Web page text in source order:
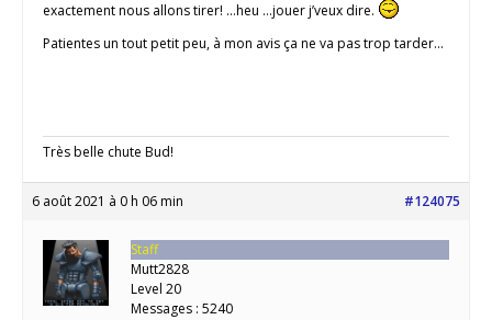
exactement nous allons tirer! …heu …jouer j’veux dire.
Patientes un tout petit peu, à mon avis ça ne va pas trop tarder…
Très belle chute Bud!
6 août 2021 à 0 h 06 min #124075
Staff
Mutt2828
Level 20
Messages : 5240